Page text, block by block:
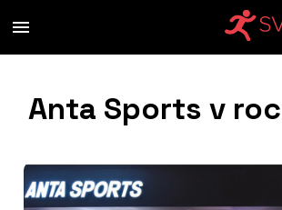
Anta Sports v